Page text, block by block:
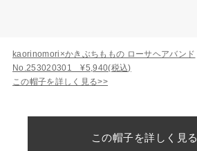
kaorinomori×かきぶちももの ローサヘアバンド
No.253020301 ¥5,940(税込)
この帽子を詳しく見る>>
この帽子を詳しく見る